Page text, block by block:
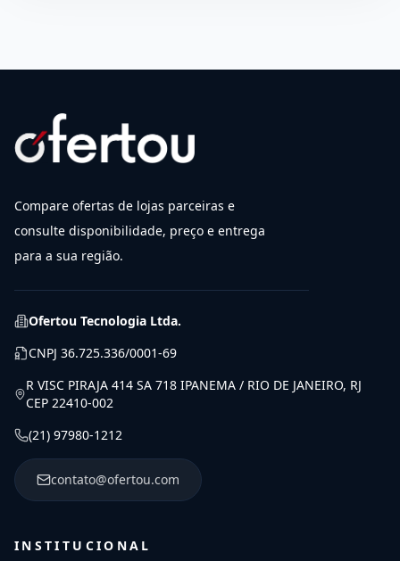
Compare ofertas de lojas parceiras e
consulte disponibilidade, preço e entrega
para a sua região.
Ofertou Tecnologia Ltda.
CNPJ 36.725.336/0001-69
R VISC PIRAJA 414 SA 718 IPANEMA / RIO DE JANEIRO, RJ
CEP 22410-002
(21) 97980-1212
contato@ofertou.com
INSTITUCIONAL